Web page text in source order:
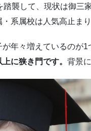
襲して、現状は御三
系属校は人気高止ま
年々増えているのが1
に狭き門です。 背景